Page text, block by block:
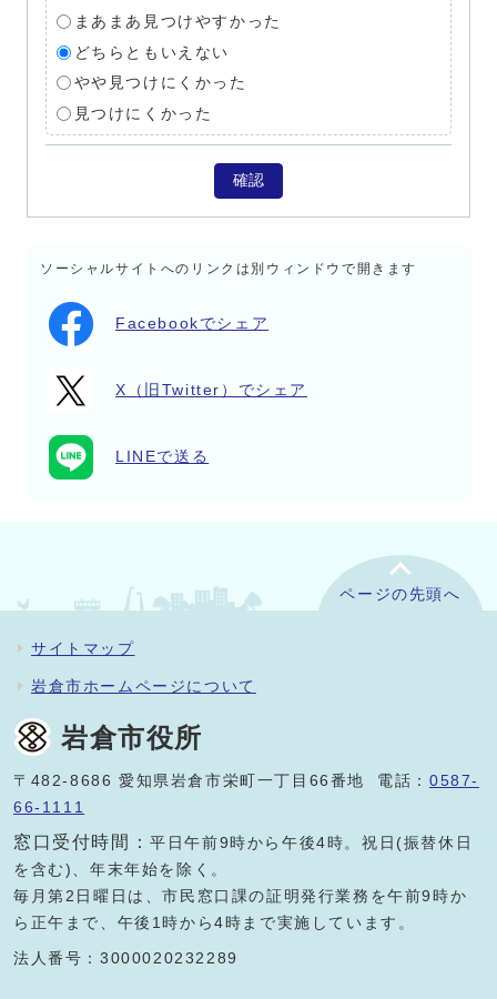
まあまあ見つけやすかった
どちらともいえない
やや見つけにくかった
見つけにくかった
確認
ソーシャルサイトへのリンクは別ウィンドウで開きます
Facebookでシェア
X（旧Twitter）でシェア
LINEで送る
ページの先頭へ
サイトマップ
岩倉市ホームページについて
岩倉市役所
〒482-8686 愛知県岩倉市栄町一丁目66番地 電話：0587-
66-1111
窓口受付時間：平日午前9時から午後4時。祝日(振替休日
を含む)、年末年始を除く。
毎月第2日曜日は、市民窓口課の証明発行業務を午前9時か
ら正午まで、午後1時から4時まで実施しています。
法人番号：3000020232289